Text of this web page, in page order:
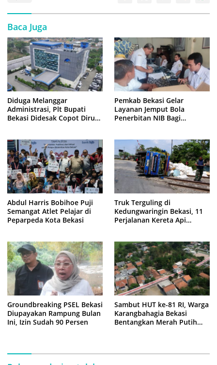
Baca Juga
Diduga Melanggar
Administrasi, Plt Bupati
Bekasi Didesak Copot Dirum
Pemkab Bekasi Gelar
Layanan Jemput Bola
Penerbitan NIB Bagi
Abdul Harris Bobihoe Puji
Semangat Atlet Pelajar di
Peparpeda Kota Bekasi
Truk Terguling di
Kedungwaringin Bekasi, 11
Perjalanan Kereta Api
Groundbreaking PSEL Bekasi
Diupayakan Rampung Bulan
Ini, Izin Sudah 90 Persen
Sambut HUT ke-81 RI, Warga
Karangbahagia Bekasi
Bentangkan Merah Putih